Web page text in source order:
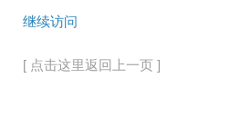
继续访问
[ 点击这里返回上一页 ]